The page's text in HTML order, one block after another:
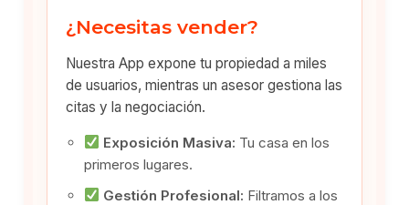
¿Necesitas vender?
Nuestra App expone tu propiedad a miles
de usuarios, mientras un asesor gestiona las
citas y la negociación.
Exposición Masiva: Tu casa en los
primeros lugares.
Gestión Profesional: Filtramos a los